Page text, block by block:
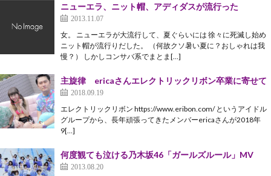
ニューエラ、ニット帽、アディダスが流行った
2013.11.07
女。 ニューエラが大流行して、夏ぐらいには 徐々に死滅し始め
ニット帽が流行りだした。 （何故クソ暑い夏に？おしゃれは我
慢？） しかしコンサバ系でまとま[…]
主旋律 ericaさんエレクトリックリボン卒業に寄せて
2018.09.19
エレクトリックリボン https://www.eribon.com/ というアイドル
グループから、長年頑張ってきたメンバーericaさんが2018年
9[…]
何度観ても泣ける乃木坂46「ガールズルール」MV
2013.08.20